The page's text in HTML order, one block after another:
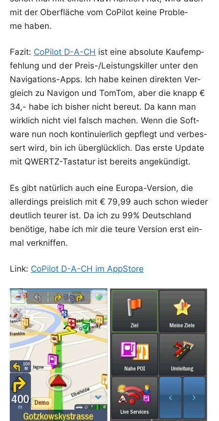
mit der Ober­flä­che vom CoPi­lot kei­ne Pro­ble­
me haben.
Fazit: CoPi­lot D-A-CH ist eine abso­lu­te Kauf­emp­
feh­lung und der Preis-/Leis­tungs­kil­ler unter den
Navi­ga­ti­ons-Apps. Ich habe kei­nen direk­ten Ver­
gleich zu Navi­gon und Tom­Tom, aber die knapp €
34,- habe ich bis­her nicht bereut. Da kann man
wirk­lich nicht viel falsch machen. Wenn die Soft­
ware nun noch kon­ti­nu­ier­lich gepflegt und ver­bes­
sert wird, bin ich über­glück­lich. Das ers­te Update
mit QWERTZ-Tas­ta­tur ist bereits angekündigt.
Es gibt natür­lich auch eine Euro­pa-Ver­si­on, die
aller­dings preis­lich mit € 79,99 auch schon wie­der
deut­lich teu­rer ist. Da ich zu 99% Deutsch­land
benö­ti­ge, habe ich mir die teu­re Ver­si­on erst ein­
mal verkniffen.
Link: CoPi­lot D-A-CH im AppStore